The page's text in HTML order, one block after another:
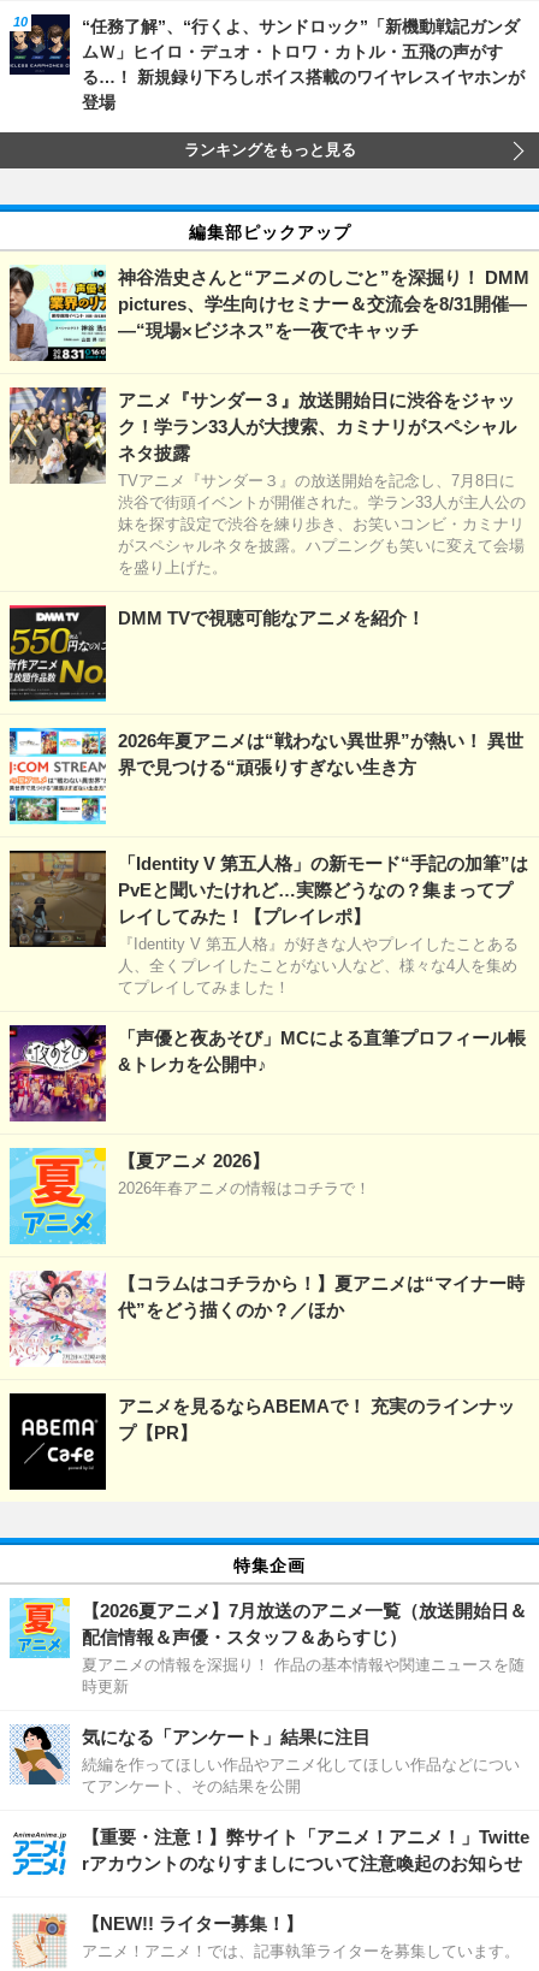
“任務了解”、“行くよ、サンドロック”「新機動戦記ガンダ
ムＷ」ヒイロ・デュオ・トロワ・カトル・五飛の声がす
る…！ 新規録り下ろしボイス搭載のワイヤレスイヤホンが
登場
ランキングをもっと見る
編集部ピックアップ
神谷浩史さんと“アニメのしごと”を深掘り！ DMM
pictures、学生向けセミナー＆交流会を8/31開催―
―“現場×ビジネス”を一夜でキャッチ
アニメ『サンダー３』放送開始日に渋谷をジャッ
ク！学ラン33人が大捜索、カミナリがスペシャル
ネタ披露
TVアニメ『サンダー３』の放送開始を記念し、7月8日に
渋谷で街頭イベントが開催された。学ラン33人が主人公の
妹を探す設定で渋谷を練り歩き、お笑いコンビ・カミナリ
がスペシャルネタを披露。ハプニングも笑いに変えて会場
を盛り上げた。
DMM TVで視聴可能なアニメを紹介！
2026年夏アニメは“戦わない異世界”が熱い！ 異世
界で見つける“頑張りすぎない生き方
「Identity V 第五人格」の新モード“手記の加筆”は
PvEと聞いたけれど…実際どうなの？集まってプ
レイしてみた！【プレイレポ】
『Identity V 第五人格』が好きな人やプレイしたことある
人、全くプレイしたことがない人など、様々な4人を集め
てプレイしてみました！
「声優と夜あそび」MCによる直筆プロフィール帳
&トレカを公開中♪
【夏アニメ 2026】
2026年春アニメの情報はコチラで！
【コラムはコチラから！】夏アニメは“マイナー時
代”をどう描くのか？／ほか
アニメを見るならABEMAで！ 充実のラインナッ
プ【PR】
特集企画
【2026夏アニメ】7月放送のアニメ一覧（放送開始日＆
配信情報＆声優・スタッフ＆あらすじ）
夏アニメの情報を深掘り！ 作品の基本情報や関連ニュースを随
時更新
気になる「アンケート」結果に注目
続編を作ってほしい作品やアニメ化してほしい作品などについ
てアンケート、その結果を公開
【重要・注意！】弊サイト「アニメ！アニメ！」Twitte
rアカウントのなりすましについて注意喚起のお知らせ
【NEW!! ライター募集！】
アニメ！アニメ！では、記事執筆ライターを募集しています。